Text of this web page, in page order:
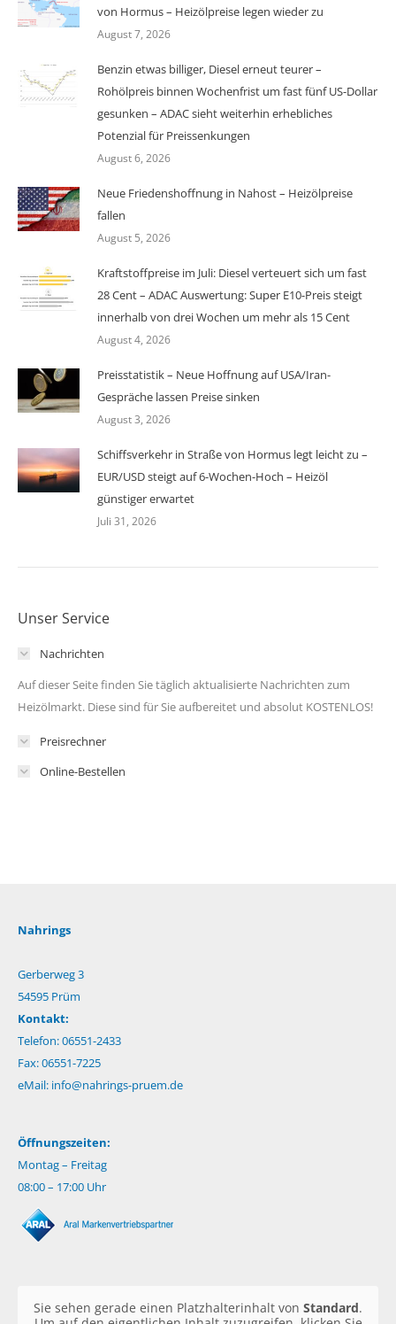
von Hormus – Heizölpreise legen wieder zu
August 7, 2026
Benzin etwas billiger, Diesel erneut teurer –
Rohölpreis binnen Wochenfrist um fast fünf US-Dollar
gesunken – ADAC sieht weiterhin erhebliches
Potenzial für Preissenkungen
August 6, 2026
Neue Friedenshoffnung in Nahost – Heizölpreise
fallen
August 5, 2026
Kraftstoffpreise im Juli: Diesel verteuert sich um fast
28 Cent – ADAC Auswertung: Super E10-Preis steigt
innerhalb von drei Wochen um mehr als 15 Cent
August 4, 2026
Preisstatistik – Neue Hoffnung auf USA/Iran-
Gespräche lassen Preise sinken
August 3, 2026
Schiffsverkehr in Straße von Hormus legt leicht zu –
EUR/USD steigt auf 6-Wochen-Hoch – Heizöl
günstiger erwartet
Juli 31, 2026
Unser Service
Nachrichten
Auf dieser Seite finden Sie täglich aktualisierte Nachrichten zum
Heizölmarkt. Diese sind für Sie aufbereitet und absolut KOSTENLOS!
Preisrechner
Online-Bestellen
Nahrings
Gerberweg 3
54595 Prüm
Kontakt:
Telefon: 06551-2433
Fax: 06551-7225
eMail: info@nahrings-pruem.de
Öffnungszeiten:
Montag – Freitag
08:00 – 17:00 Uhr
Sie sehen gerade einen Platzhalterinhalt von Standard.